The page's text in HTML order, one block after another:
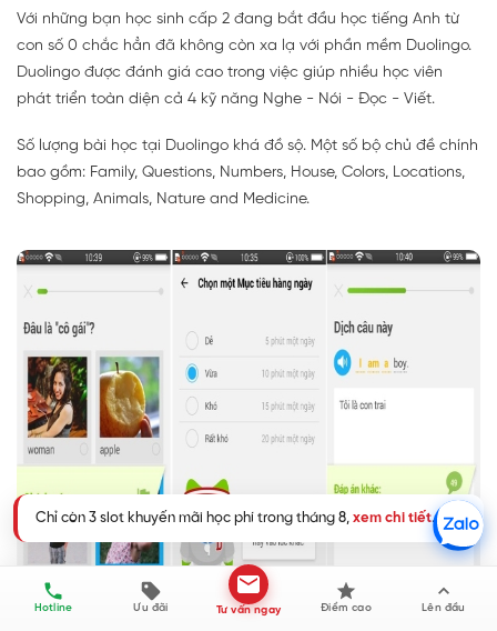
Với những bạn học sinh cấp 2 đang bắt đầu học tiếng Anh từ
con số 0 chắc hẳn đã không còn xa lạ với phần mềm Duolingo.
Duolingo được đánh giá cao trong việc giúp nhiều học viên
phát triển toàn diện cả 4 kỹ năng Nghe - Nói - Đọc - Viết.
Số lượng bài học tại Duolingo khá đồ sộ. Một số bộ chủ đề chính
bao gồm: Family, Questions, Numbers, House, Colors, Locations,
Shopping, Animals, Nature and Medicine.
Hotline Ưu đãi Tư vấn ngay Điểm cao Lên đầu
Chỉ còn 3 slot khuyến mãi học phí trong tháng 8, xem chi tiết.